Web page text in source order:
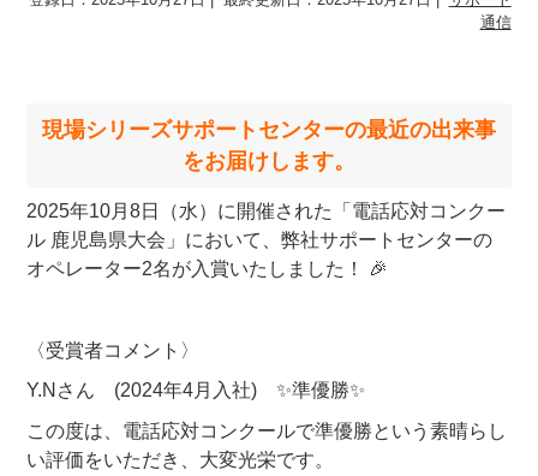
通信
現場シリーズサポートセンターの最近の出来事
をお届けします。
2025年10月8日（水）に開催された「電話応対コンクー
ル 鹿児島県大会」において、弊社サポートセンターの
オペレーター2名が入賞いたしました！ 🎉
〈受賞者コメント〉
Y.Nさん (2024年4月入社) ✨準優勝✨
この度は、電話応対コンクールで準優勝という素晴らし
い評価をいただき、大変光栄です。